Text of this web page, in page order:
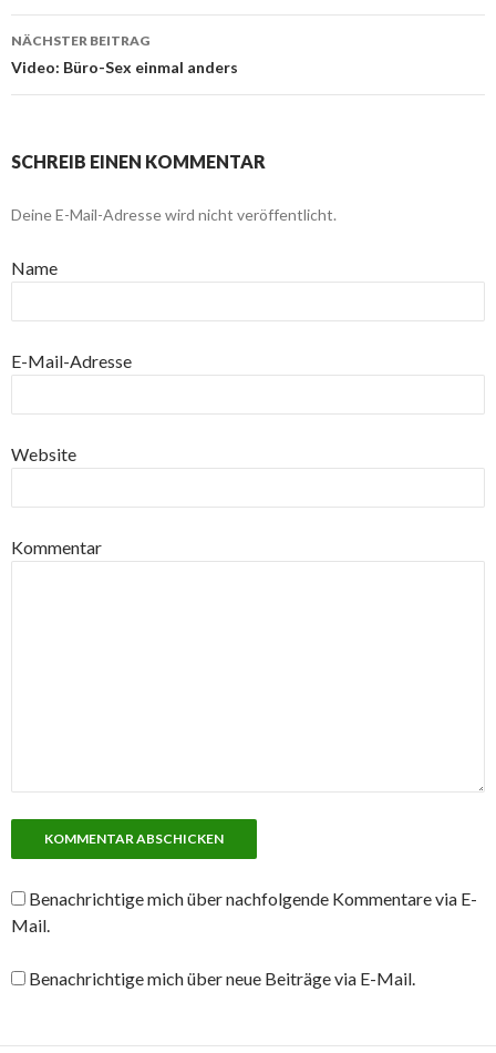
NÄCHSTER BEITRAG
Video: Büro-Sex einmal anders
SCHREIB EINEN KOMMENTAR
Deine E-Mail-Adresse wird nicht veröffentlicht.
Name
E-Mail-Adresse
Website
Kommentar
Benachrichtige mich über nachfolgende Kommentare via E-
Mail.
Benachrichtige mich über neue Beiträge via E-Mail.